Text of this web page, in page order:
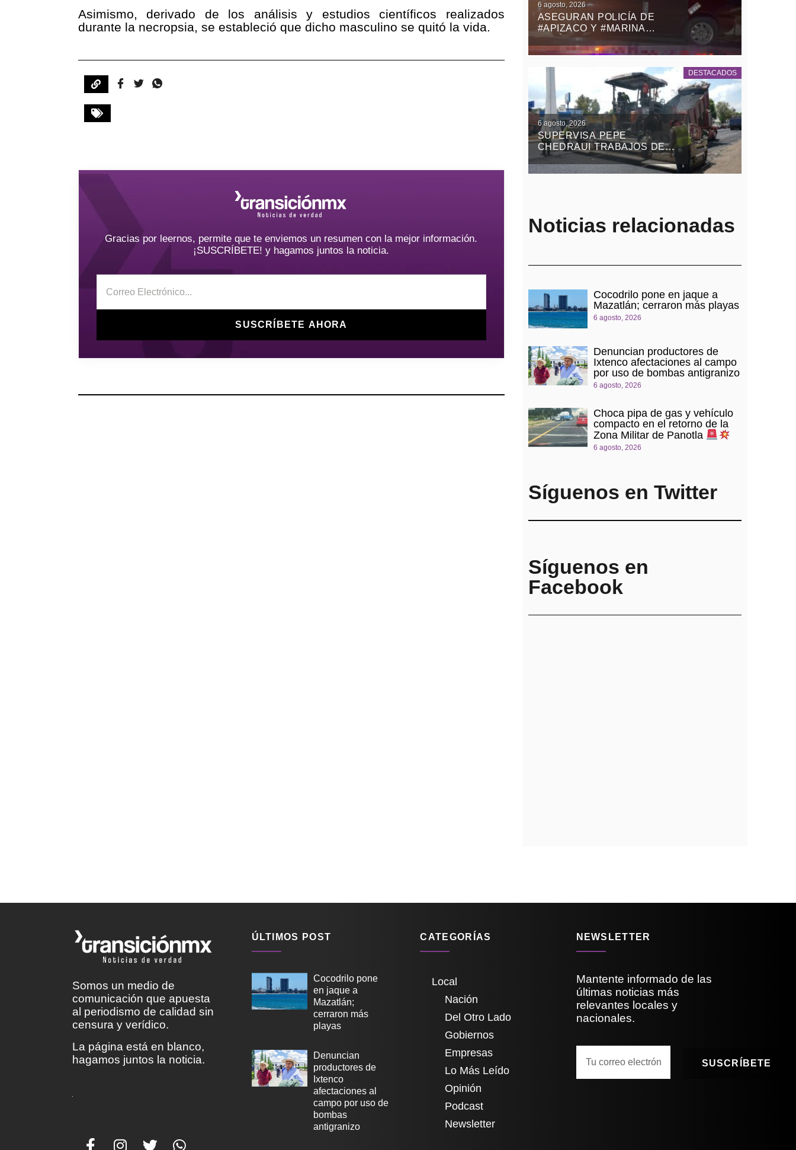
Asimismo, derivado de los análisis y estudios científicos realizados
durante la necropsia, se estableció que dicho masculino se quitó la vida.
Gracias por leernos, permite que te enviemos un resumen con la mejor información.
¡SUSCRÍBETE! y hagamos juntos la noticia.
SUSCRÍBETE AHORA
6 agosto, 2026
ASEGURAN POLICÍA DE
#APIZACO Y #MARINA
VEHÍCULO CON REPORTE
DE ROBO Y DETIENEN A UN
DESTACADOS
6 agosto, 2026
SUPERVISA PEPE
CHEDRAUI TRABAJOS DEL
TREN CAPITALINO DE
PAVIMENTACIÓN EN
Noticias relacionadas
Cocodrilo pone en jaque a
Mazatlán; cerraron más playas
6 agosto, 2026
Denuncian productores de
Ixtenco afectaciones al campo
por uso de bombas antigranizo
6 agosto, 2026
Choca pipa de gas y vehículo
compacto en el retorno de la
Zona Militar de Panotla
6 agosto, 2026
Síguenos en Twitter
Síguenos en
Facebook
Somos un medio de
comunicación que apuesta
al periodismo de calidad sin
censura y verídico.
La página está en blanco,
hagamos juntos la noticia.
ÚLTIMOS POST
Cocodrilo pone
en jaque a
Mazatlán;
cerraron más
playas
Denuncian
productores de
Ixtenco
afectaciones al
campo por uso de
bombas
antigranizo
CATEGORÍAS
Local
Nación
Del Otro Lado
Gobiernos
Empresas
Lo Más Leído
Opinión
Podcast
Newsletter
NEWSLETTER
Mantente informado de las
últimas noticias más
relevantes locales y
nacionales.
SUSCRÍBETE